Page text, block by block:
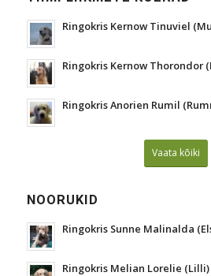
Ringokris Kernow Tinuviel
Ringokris Kernow Thorondor
Ringokris Anorien Rumil
Vaata kõiki
NOORUKID
Ringokris Sunne Malinalda
Ringokris Melian Lorelie (Lilli)